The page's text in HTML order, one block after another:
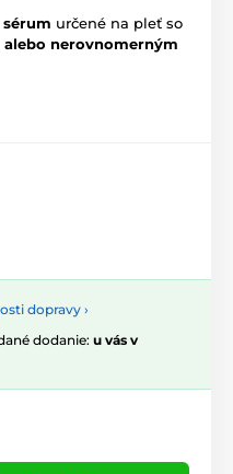
určené na pleť so
alebo nerovnomerným
dopravy ›
dodanie: u vás v